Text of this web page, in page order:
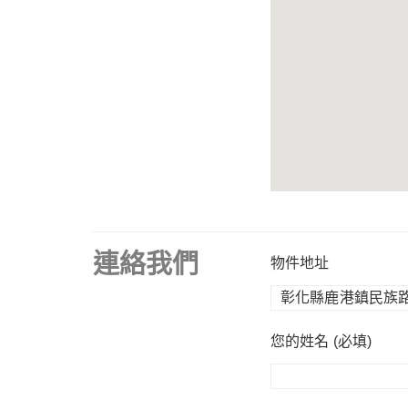
連絡我們 物件地址
您的姓名 (必填)